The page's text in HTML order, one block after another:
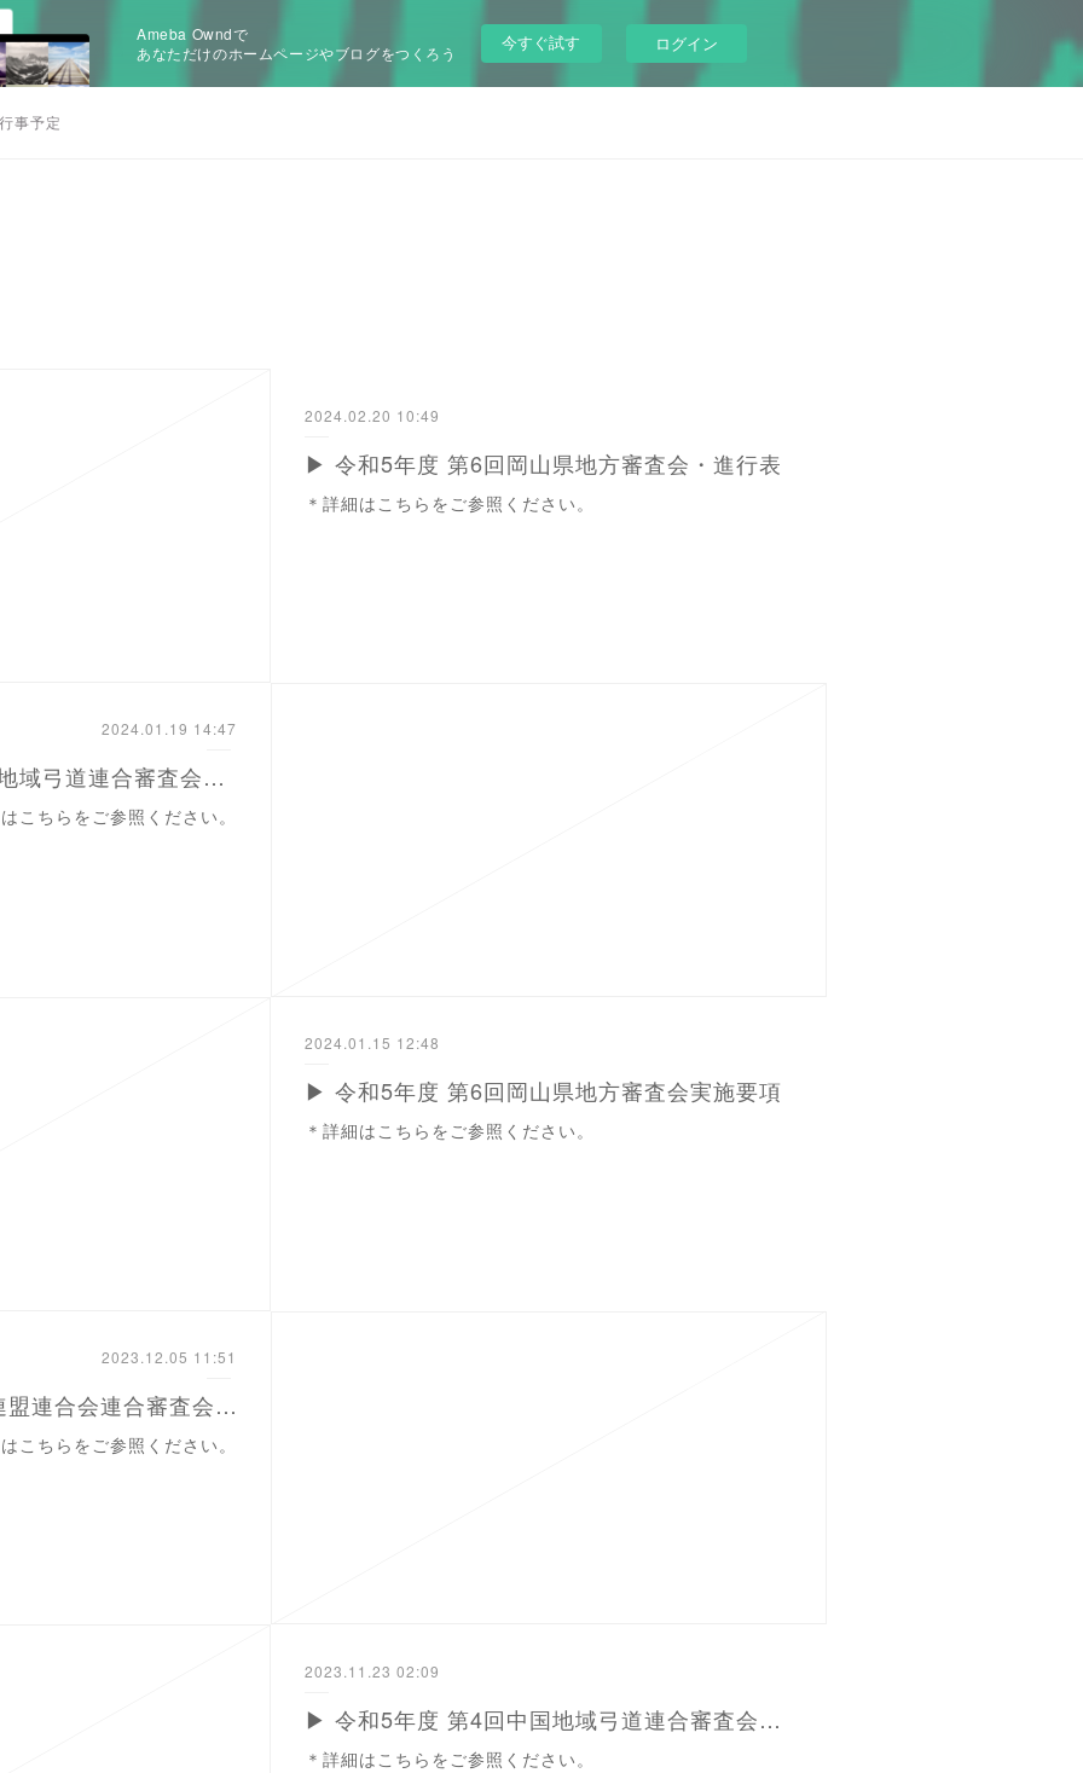
Ameba Owndで
あなただけのホームページやブログをつくろう
今すぐ試す ログイン
行事予定
2024.02.20 10:49
▶ 令和5年度 第6回岡山県地方審査会・進行表
＊詳細はこちらをご参照ください。
2024.01.19 14:47
▶ 令和6年度 第1回中国地域弓道連合審査会の実施について
こちらをご参照ください。
2024.01.15 12:48
▶ 令和5年度 第6回岡山県地方審査会実施要項
＊詳細はこちらをご参照ください。
2023.12.05 11:51
▶ 令和５年度四国弓道連盟連合会連合審査会実施要項（徳島会場）
こちらをご参照ください。
2023.11.23 02:09
▶ 令和5年度 第4回中国地域弓道連合審査会・進行表
＊詳細はこちらをご参照ください。